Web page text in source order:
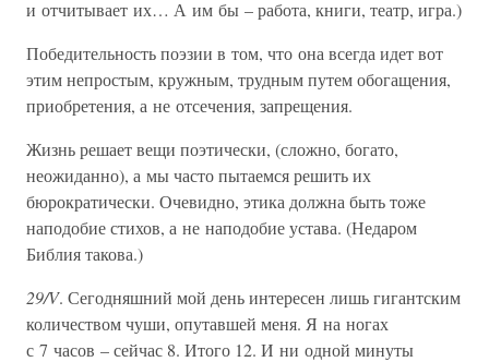
и отчитывает их… А им бы – работа, книги, театр, игра.)
Победительность поэзии в том, что она всегда идет вот
этим непростым, кружным, трудным путем обогащения,
приобретения, а не отсечения, запрещения.
Жизнь решает вещи поэтически, (сложно, богато,
неожиданно), а мы часто пытаемся решить их
бюрократически. Очевидно, этика должна быть тоже
наподобие стихов, а не наподобие устава. (Недаром
Библия такова.)
29/V. Сегодняшний мой день интересен лишь гигантским
количеством чуши, опутавшей меня. Я на ногах
с 7 часов – сейчас 8. Итого 12. И ни одной минуты